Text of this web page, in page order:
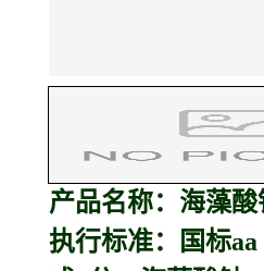
产品名称： 海藻酸
执行标准：国标aa